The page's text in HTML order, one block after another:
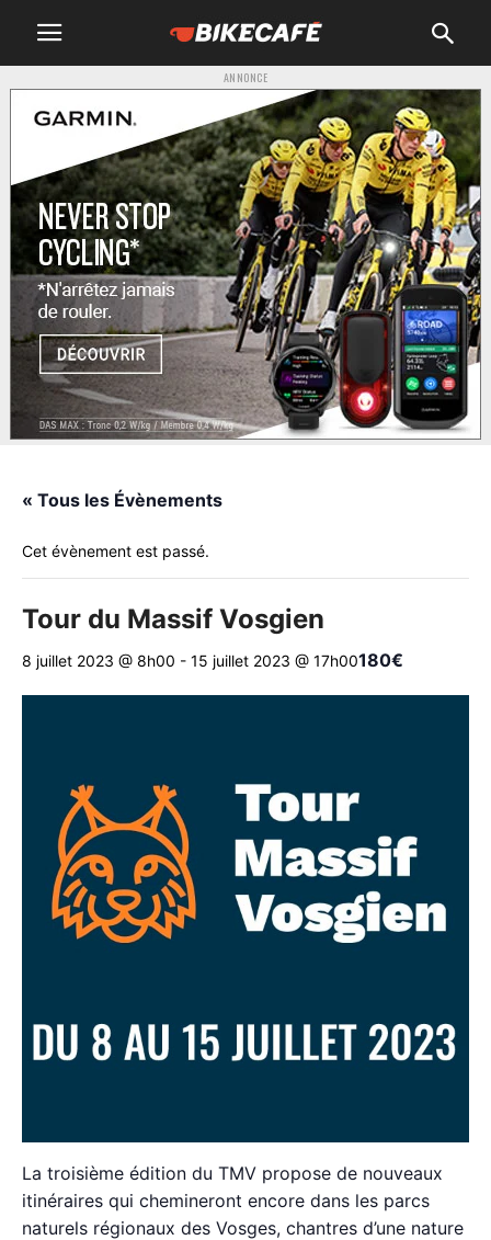
ANNONCE
« Tous les Évènements
Cet évènement est passé.
Tour du Massif Vosgien
8 juillet 2023 @ 8h00 - 15 juillet 2023 @ 17h00180€
La troisième édition du TMV propose de nouveaux
itinéraires qui chemineront encore dans les parcs
naturels régionaux des Vosges, chantres d’une nature